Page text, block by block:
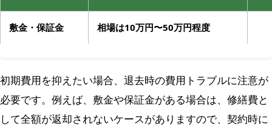
敷金・保証金 相場は10万円〜50万円程度
初期費用を抑えたい場合、退去時の費用トラブルに注意が
必要です。例えば、敷金や保証金がある場合は、修繕費と
して全額が返却されないケースがありますので、契約時に